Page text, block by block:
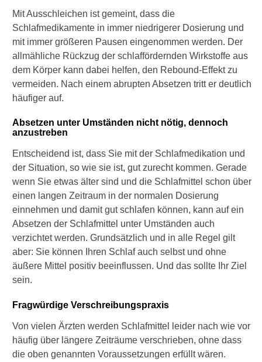
Mit Ausschleichen ist gemeint, dass die
Schlafmedikamente in immer niedrigerer Dosierung und
mit immer größeren Pausen eingenommen werden. Der
allmähliche Rückzug der schlaffördernden Wirkstoffe aus
dem Körper kann dabei helfen, den Rebound-Effekt zu
vermeiden. Nach einem abrupten Absetzen tritt er deutlich
häufiger auf.
Absetzen unter Umständen nicht nötig, dennoch
anzustreben
Entscheidend ist, dass Sie mit der Schlafmedikation und
der Situation, so wie sie ist, gut zurecht kommen. Gerade
wenn Sie etwas älter sind und die Schlafmittel schon über
einen langen Zeitraum in der normalen Dosierung
einnehmen und damit gut schlafen können, kann auf ein
Absetzen der Schlafmittel unter Umständen auch
verzichtet werden. Grundsätzlich und in alle Regel gilt
aber: Sie können Ihren Schlaf auch selbst und ohne
äußere Mittel positiv beeinflussen. Und das sollte Ihr Ziel
sein.
Fragwürdige Verschreibungspraxis
Von vielen Ärzten werden Schlafmittel leider nach wie vor
häufig über längere Zeiträume verschrieben, ohne dass
die oben genannten Voraussetzungen erfüllt wären.
r
s
a
c
h
e
n
?
W
e
c
h
e
F
l
g
e
n
k
S
c
l
a